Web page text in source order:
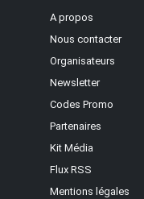
A propos
Nous contacter
Organisateurs
Newsletter
Codes Promo
Partenaires
Kit Média
Flux RSS
Mentions légales